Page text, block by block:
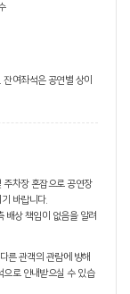
여좌석은 공연별 상이
주차장 혼잡으로 공연장
바랍니다.
배상 책임이 없음을 알려
른 관객의 관람에 방해
으로 안내받으실 수 있습